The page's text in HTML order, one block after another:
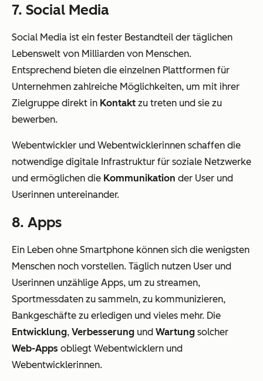
7. Social Media
Social Media ist ein fester Bestandteil der täglichen
Lebenswelt von Milliarden von Menschen.
Entsprechend bieten die einzelnen Plattformen für
Unternehmen zahlreiche Möglichkeiten, um mit ihrer
Zielgruppe direkt in Kontakt zu treten und sie zu
bewerben.
Webentwickler und Webentwicklerinnen schaffen die
notwendige digitale Infrastruktur für soziale Netzwerke
und ermöglichen die Kommunikation der User und
Userinnen untereinander.
8. Apps
Ein Leben ohne Smartphone können sich die wenigsten
Menschen noch vorstellen. Täglich nutzen User und
Userinnen unzählige Apps, um zu streamen,
Sportmessdaten zu sammeln, zu kommunizieren,
Bankgeschäfte zu erledigen und vieles mehr. Die
Entwicklung, Verbesserung und Wartung solcher
Web-Apps obliegt Webentwicklern und
Webentwicklerinnen.